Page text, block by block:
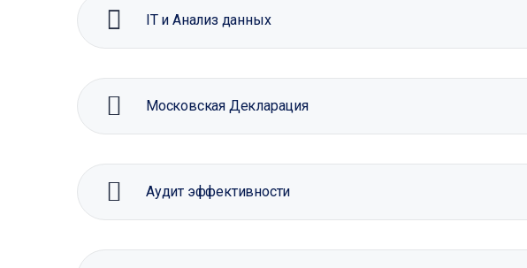
IT и Анализ данных
Московская Декларация
Аудит эффективности